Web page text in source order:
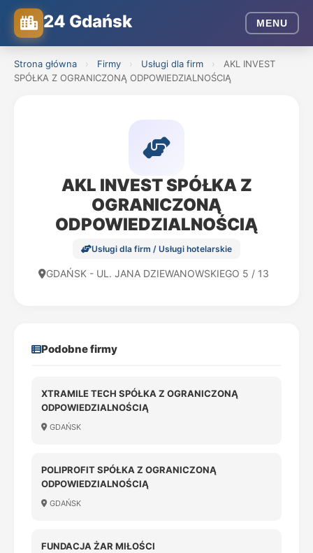
24 Gdańsk MENU
Strona główna › Firmy › Usługi dla firm ›
AKL INVEST
SPÓŁKA Z OGRANICZONĄ ODPOWIEDZIALNOŚCIĄ
AKL INVEST SPÓŁKA Z
OGRANICZONĄ
ODPOWIEDZIALNOŚCIĄ
Usługi dla firm / Usługi hotelarskie
GDAŃSK - UL. JANA DZIEWANOWSKIEGO 5 / 13
Podobne firmy
XTRAMILE TECH SPÓŁKA Z OGRANICZONĄ
ODPOWIEDZIALNOŚCIĄ
GDAŃSK
POLIPROFIT SPÓŁKA Z OGRANICZONĄ
ODPOWIEDZIALNOŚCIĄ
GDAŃSK
FUNDACJA ŻAR MIŁOŚCI